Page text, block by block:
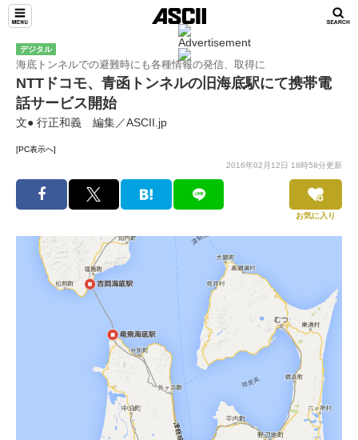
デジタル
海底トンネルでの避難時にも各種情報の発信、取得に
NTTドコモ、青函トンネルの旧海底駅にて携帯電
話サービス開始
文● 行正和義 編集／ASCII.jp
[PC表示へ]
2016年02月12日 18時58分更新
お気に入り